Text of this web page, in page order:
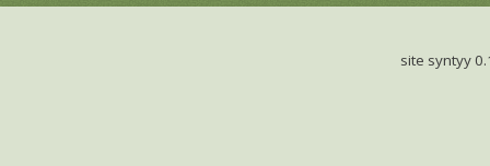
site syntyy